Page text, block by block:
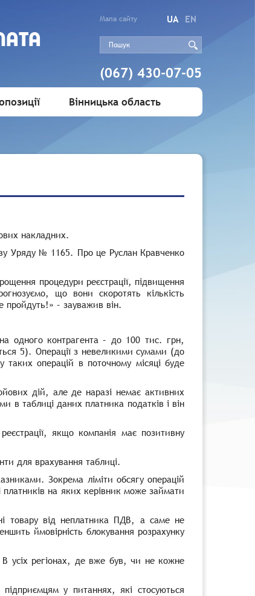
Мапа сайту UA EN
(067) 430-07-05
Вінницька область
накладних.
Уряду № 1165. Про це Руслан Кравченко
процедури реєстрації, підвищення
що вони скоротять кількість
– зауважив він.
одного контрагента – до 100 тис. грн,
5). Операції з невеликими сумами (до
операцій в поточному місяці буде
дій, але де наразі немає активних
в таблиці даних платника податків і він
якщо компанія має позитивну
для врахування таблиці.
Зокрема ліміти обсягу операцій
на яких керівник може займати
товару від неплатника ПДВ, а саме не
ймовірність блокування розрахунку
В усіх регіонах, де вже був, чи не кожне
у питаннях, які стосуються